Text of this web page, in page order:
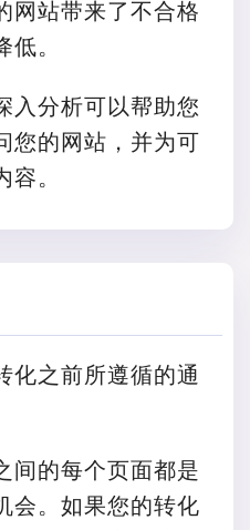
网站带来了不合格
低。
入分析可以帮助您
您的网站，并为可
容。
化之前所遵循的通
间的每个页面都是
会。如果您的转化